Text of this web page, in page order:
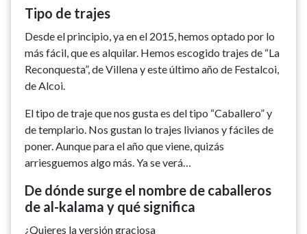
Tipo de trajes
Desde el principio, ya en el 2015, hemos optado por lo
más fácil, que es alquilar. Hemos escogido trajes de “La
Reconquesta”, de Villena y este último año de Festalcoi,
de Alcoi.
El tipo de traje que nos gusta es del tipo “Caballero” y
de templario. Nos gustan lo trajes livianos y fáciles de
poner. Aunque para el año que viene, quizás
arriesguemos algo más. Ya se verá…
De dónde surge el nombre de caballeros
de al-kalama y qué significa
¿Quieres la versión graciosa